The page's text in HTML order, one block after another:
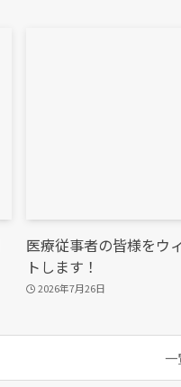
医療従事者の皆様をウ
トします！
2026年7月26日
一